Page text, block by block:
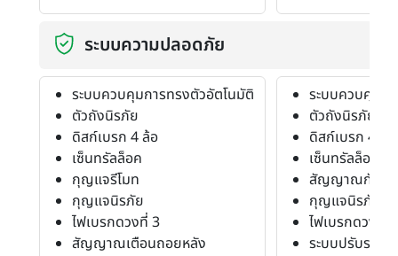
ระบบความปลอดภัย
ระบบควบคุมการทรงตัวอัตโนมัติ
ตัวถังนิรภัย
ดิสก์เบรก 4 ล้อ
เซ็นทรัลล็อค
กุญแจรีโมท
กุญแจนิรภัย
ไฟเบรกดวงที่ 3
สัญญาณเตือนถอยหลัง
ระบบควบคุมก
ตัวถังนิรภัย
ดิสก์เบรก 4 ล้อ
เซ็นทรัลล็อค
สัญญาณกันขโ
กุญแจนิรภัย
ไฟเบรกดวงที่ 3
ระบบปรับระยะ